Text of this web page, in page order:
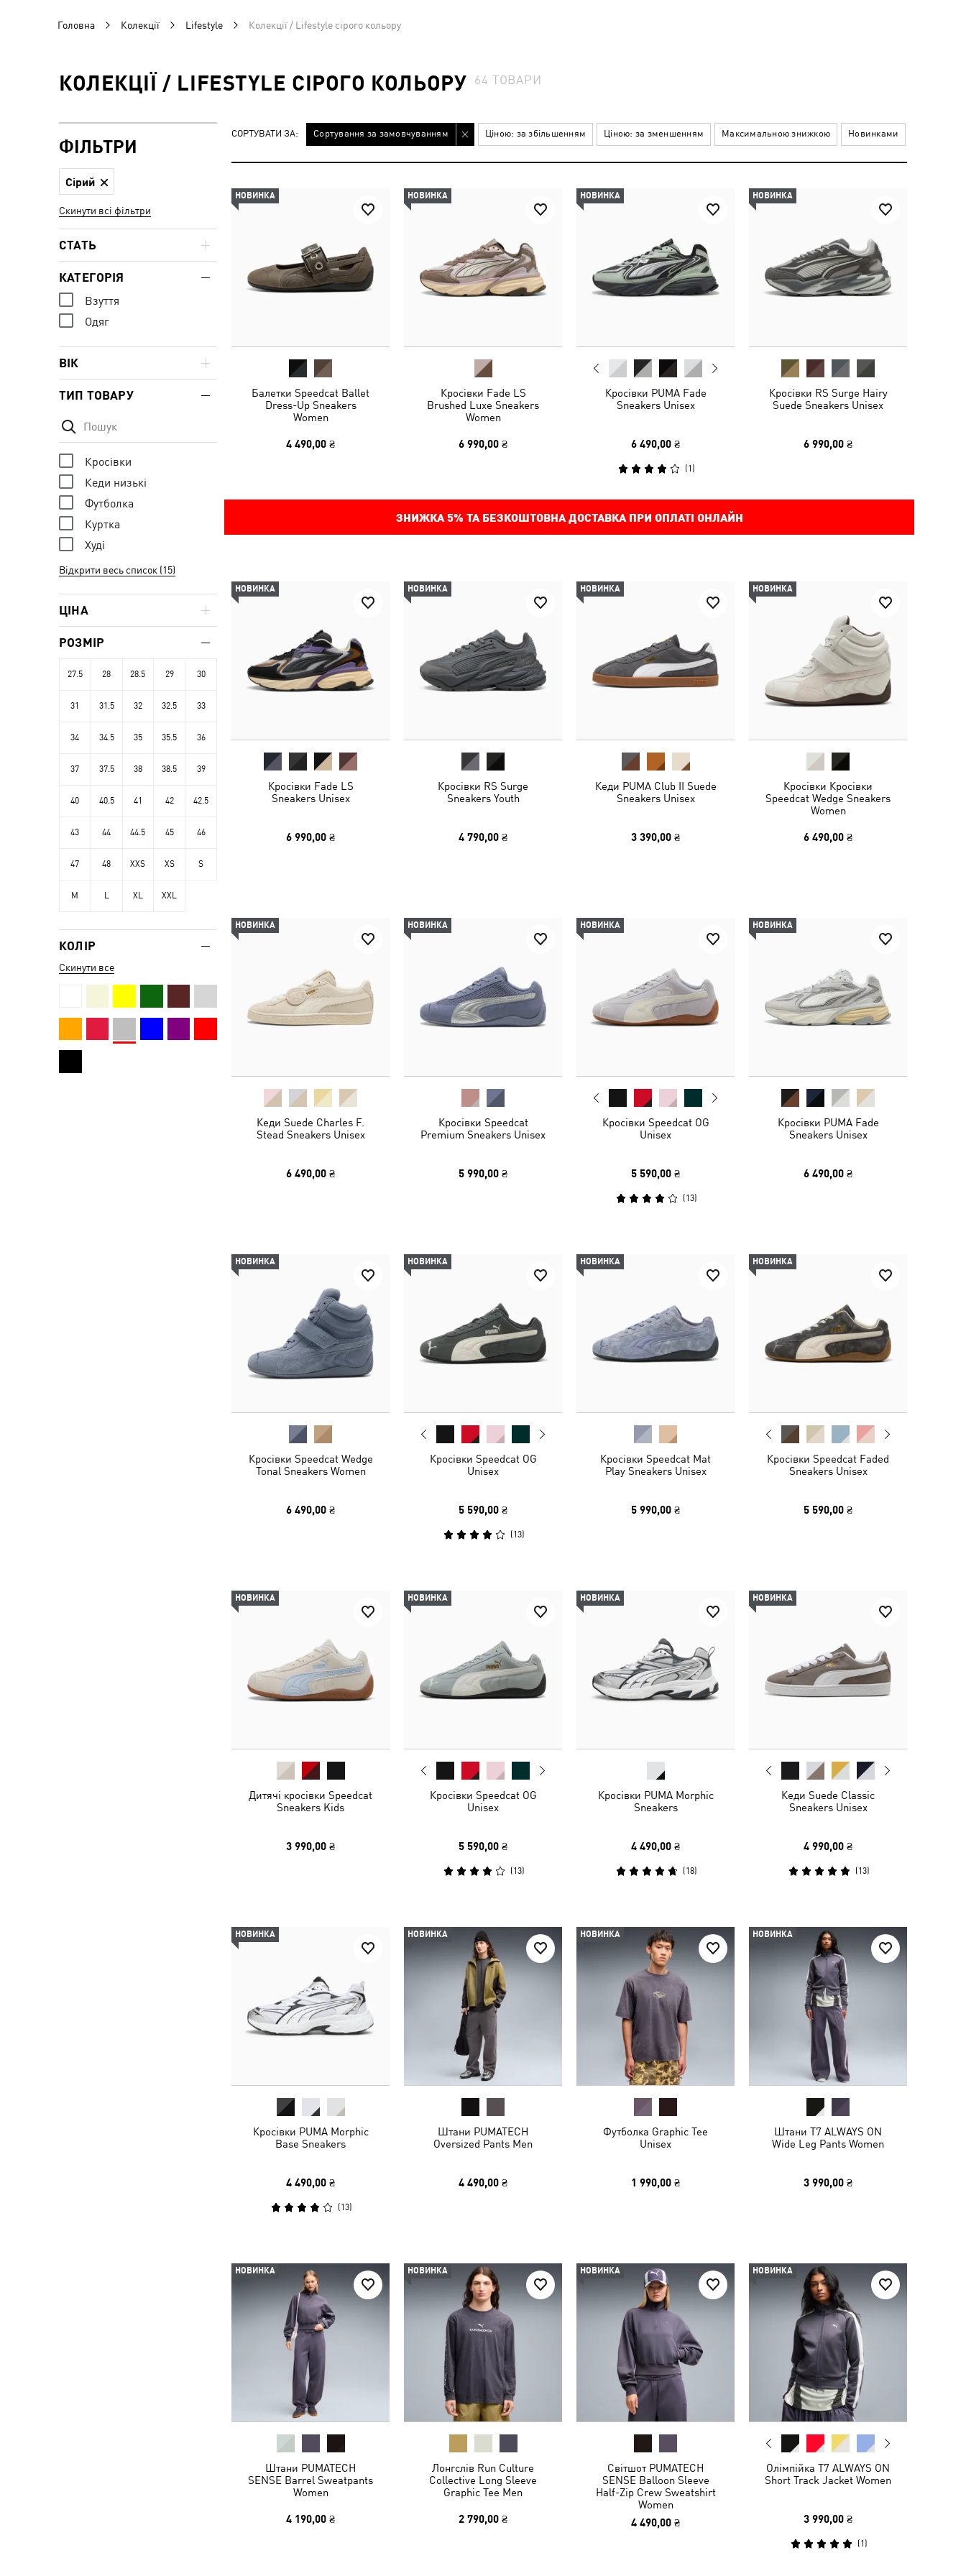
Головна Колекції Lifestyle Колекції / Lifestyle сірого кольору
КОЛЕКЦІЇ / LIFESTYLE СІРОГО КОЛЬОРУ 64 ТОВАРИ
СОРТУВАТИ ЗА: Сортування за замовчуванням Ціною: за збільшенням Ціною: за зменшенням Максимальною знижкою Новинками
НОВИНКА
Балетки Speedcat Ballet
Dress-Up Sneakers
Women
4 490,00 ₴
НОВИНКА
Кросівки Fade LS
Brushed Luxe Sneakers
Women
6 990,00 ₴
НОВИНКА
Кросівки PUMA Fade
Sneakers Unisex
6 490,00 ₴
(1 )
НОВИНКА
Кросівки RS Surge Hairy
Suede Sneakers Unisex
6 990,00 ₴
ЗНИЖКА 5% ТА БЕЗКОШТОВНА ДОСТАВКА ПРИ ОПЛАТІ ОНЛАЙН
НОВИНКА
Кросівки Fade LS
Sneakers Unisex
6 990,00 ₴
НОВИНКА
Кросівки RS Surge
Sneakers Youth
4 790,00 ₴
НОВИНКА
Кеди PUMA Club II Suede
Sneakers Unisex
3 390,00 ₴
НОВИНКА
Кросівки Кросівки
Speedcat Wedge Sneakers
Women
6 490,00 ₴
НОВИНКА
Кеди Suede Charles F.
Stead Sneakers Unisex
6 490,00 ₴
НОВИНКА
Кросівки Speedcat
Premium Sneakers Unisex
5 990,00 ₴
НОВИНКА
Кросівки Speedcat OG
Unisex
5 590,00 ₴
(13)
НОВИНКА
Кросівки PUMA Fade
Sneakers Unisex
6 490,00 ₴
НОВИНКА
Кросівки Speedcat Wedge
Tonal Sneakers Women
6 490,00 ₴
НОВИНКА
Кросівки Speedcat OG
Unisex
5 590,00 ₴
(13)
НОВИНКА
Кросівки Speedcat Mat
Play Sneakers Unisex
5 990,00 ₴
НОВИНКА
Кросівки Speedcat Faded
Sneakers Unisex
5 590,00 ₴
НОВИНКА
Дитячі кросівки Speedcat
Sneakers Kids
3 990,00 ₴
НОВИНКА
Кросівки Speedcat OG
Unisex
5 590,00 ₴
(13)
НОВИНКА
Кросівки PUMA Morphic
Sneakers
4 490,00 ₴
(18)
НОВИНКА
Кеди Suede Classic
Sneakers Unisex
4 990,00 ₴
(13)
НОВИНКА
Кросівки PUMA Morphic
Base Sneakers
4 490,00 ₴
(13)
НОВИНКА
Штани PUMATECH
Oversized Pants Men
4 490,00 ₴
НОВИНКА
Футболка Graphic Tee
Unisex
1 990,00 ₴
НОВИНКА
Штани T7 ALWAYS ON
Wide Leg Pants Women
3 990,00 ₴
НОВИНКА
Штани PUMATECH
SENSE Barrel Sweatpants
Women
4 190,00 ₴
НОВИНКА
Лонгслів Run Culture
Collective Long Sleeve
Graphic Tee Men
2 790,00 ₴
НОВИНКА
Світшот PUMATECH
SENSE Balloon Sleeve
Half-Zip Crew Sweatshirt
Women
4 490,00 ₴
НОВИНКА
Олімпійка T7 ALWAYS ON
Short Track Jacket Women
3 990,00 ₴
(1 )
ФІЛЬТРИ
Сірий
Скинути всі фільтри
СТАТЬ
КАТЕГОРІЯ
Взуття
Одяг
ВІК
ТИП ТОВАРУ
Кросівки
Кеди низькі
Футболка
Куртка
Худі
Відкрити весь список (15)
ЦІНА
РОЗМІР
27.5 28 28.5 29 30
31 31.5 32 32.5 33
34 34.5 35 35.5 36
37 37.5 38 38.5 39
40 40.5 41 42 42.5
43 44 44.5 45 46
47 48 XXS XS S
M L XL XXL
КОЛІР
Скинути все